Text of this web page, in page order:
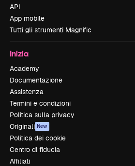
API
App mobile
Tutti gli strumenti Magnific
Inizia
Academy
Documentazione
Assistenza
Termini e condizioni
Politica sulla privacy
Originali New
Politica dei cookie
Centro di fiducia
Affiliati